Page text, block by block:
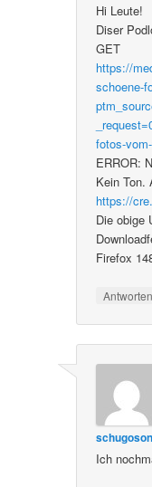
Hi Leute!
Diser
GET
https://
schoene-
fotos-
ERROR:
Kein Ton.
https://
Die obige
Firefox
Antworten
Ich